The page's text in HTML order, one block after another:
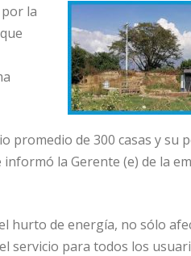
la
promedio de 300 casas y su
la Gerente (e) de la
hurto de energía, no sólo
servicio para todos los